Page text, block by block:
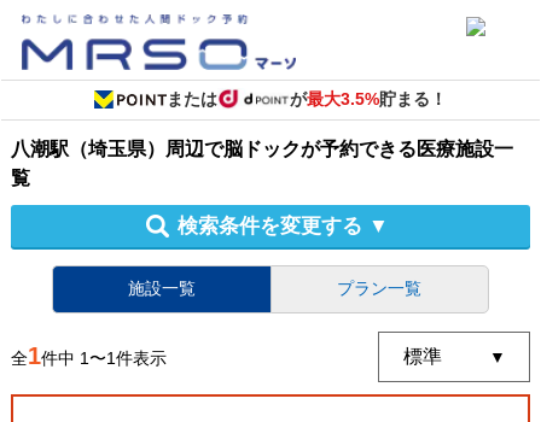
または が最大3.5%貯まる！
八潮駅（埼玉県）周辺で脳ドックが予約できる医療施設一
覧
検索条件を変更する ▼
施設一覧 プラン一覧
全1件中 1〜1件表示